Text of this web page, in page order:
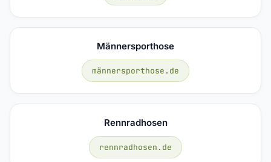
Männersporthose
männersporthose.de
Rennradhosen
rennradhosen.de